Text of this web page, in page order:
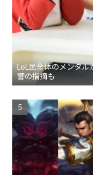
LoL民全体のメンタ
響の指摘も